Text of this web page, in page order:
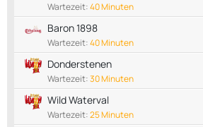
Wartezeit:40 Minuten
Baron 1898
Wartezeit:40 Minuten
Donderstenen
Wartezeit:30 Minuten
Wild Waterval
Wartezeit:25 Minuten